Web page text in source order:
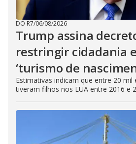
DO R7/06/08/2026
Trump assina
restringir cidadania
‘turismo de
Estimativas indicam que entre 20
tiveram filhos nos EUA entre 2016 e